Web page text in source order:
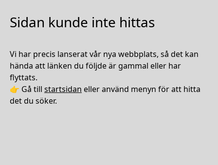
Sidan kunde inte hittas
Vi har precis lanserat vår nya webbplats, så det kan
hända att länken du följde är gammal eller har
flyttats.
👉 Gå till startsidan eller använd menyn för att hitta
det du söker.